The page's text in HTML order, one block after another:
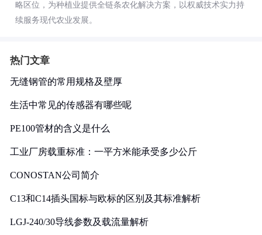
略区位，为种植业提供全链条农化解决方案，以权威技术实力持
续服务现代农业发展。
热门文章
无缝钢管的常用规格及壁厚
生活中常见的传感器有哪些呢
PE100管材的含义是什么
工业厂房载重标准：一平方米能承受多少公斤
CONOSTAN公司简介
C13和C14插头国标与欧标的区别及其标准解析
LGJ-240/30导线参数及载流量解析